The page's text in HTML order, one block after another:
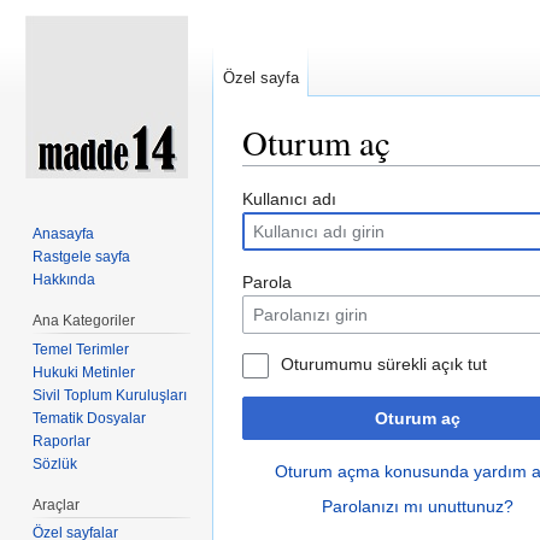
Oturum aç
Kullanıcı adı
Parola
Oturumumu sürekli açık tut
Oturum aç
Oturum açma konusunda yardım
Parolanızı mı unuttunuz?
Özel sayfa
Anasayfa
Rastgele sayfa
Hakkında
Ana Kategoriler
Temel Terimler
Hukuki Metinler
Sivil Toplum Kuruluşları
Tematik Dosyalar
Raporlar
Sözlük
Araçlar
Özel sayfalar